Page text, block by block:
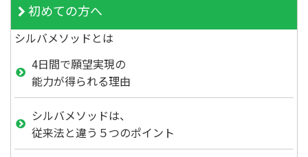
初めての方へ
シルバメソッドとは
4日間で願望実現の
能力が得られる理由
シルバメソッドは、
従来法と違う５つのポイント